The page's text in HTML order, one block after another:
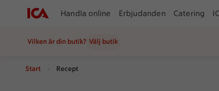
Handla online Erbjudanden Catering
Vilken är din butik? Välj butik
Start Recept